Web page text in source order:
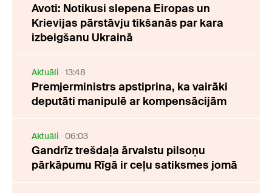
Avoti: Notikusi slepena Eiropas un
Krievijas pārstāvju tikšanās par kara
izbeigšanu Ukrainā
Aktuāli 13:48
Premjerministrs apstiprina, ka vairāki
deputāti manipulē ar kompensācijām
Aktuāli 06:03
Gandrīz trešdaļa ārvalstu pilsoņu
pārkāpumu Rīgā ir ceļu satiksmes jomā